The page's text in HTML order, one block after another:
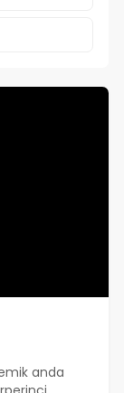
anda